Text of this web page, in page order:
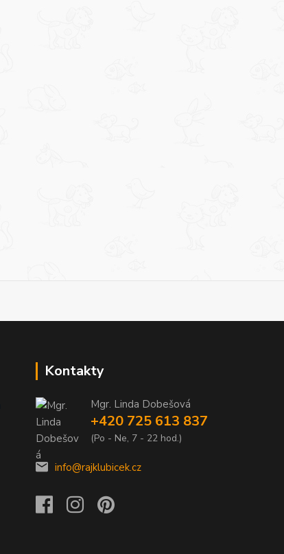
Kontakty
Mgr. Linda Dobešová
+420 725 613 837
(Po - Ne, 7 - 22 hod.)
info@rajklubicek.cz